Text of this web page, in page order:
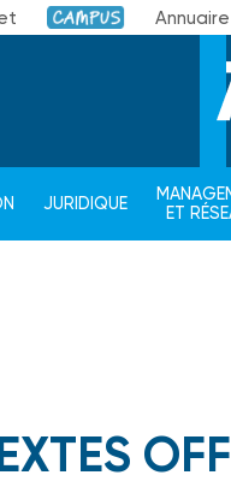
Campus
JURIDIQUE
ET